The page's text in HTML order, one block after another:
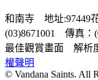
和南寺 地址:97449
(03)8671001 傳真：
最佳觀賞畫面 解析
權聲明
© Vandana Saints. All